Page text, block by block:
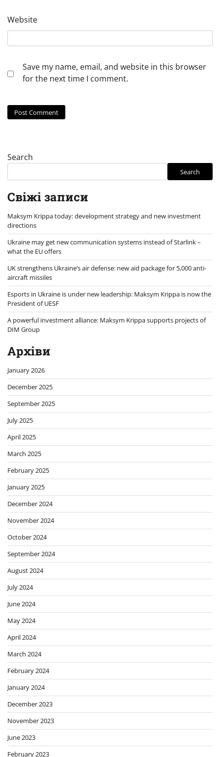
Website
Save my name, email, and website in this browser
for the next time I comment.
Search
Search
Свіжі записи
Maksym Krippa today: development strategy and new investment
directions
Ukraine may get new communication systems instead of Starlink –
what the EU offers
UK strengthens Ukraine’s air defense: new aid package for 5,000 anti-
aircraft missiles
Esports in Ukraine is under new leadership: Maksym Krippa is now the
President of UESF
A powerful investment alliance: Maksym Krippa supports projects of
DIM Group
Архіви
January 2026
December 2025
September 2025
July 2025
April 2025
March 2025
February 2025
January 2025
December 2024
November 2024
October 2024
September 2024
August 2024
July 2024
June 2024
May 2024
April 2024
March 2024
February 2024
January 2024
December 2023
November 2023
June 2023
February 2023